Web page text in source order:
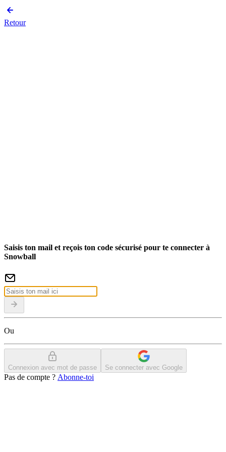
Retour
Saisis ton mail et reçois ton code sécurisé pour te connecter à
Snowball
Ou
Connexion avec mot de passe Se connecter avec Google
Pas de compte ? Abonne-toi